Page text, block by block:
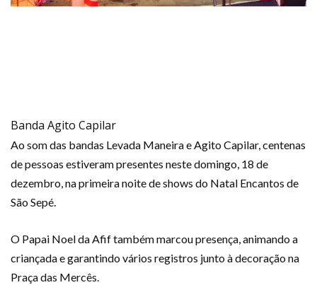
Banda Agito Capilar
Ao som das bandas Levada Maneira e Agito Capilar, centenas
de pessoas estiveram presentes neste domingo, 18 de
dezembro, na primeira noite de shows do Natal Encantos de
São Sepé.
O Papai Noel da Afif também marcou presença, animando a
criançada e garantindo vários registros junto à decoração na
Praça das Mercês.